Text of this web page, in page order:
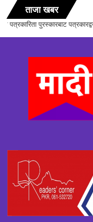
ताजा खबर
सञ्चारिका समूह गण्डकीद्धारा